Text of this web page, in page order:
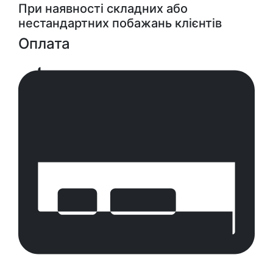
При наявності складних або
нестандартних побажань клієнтів
Оплата